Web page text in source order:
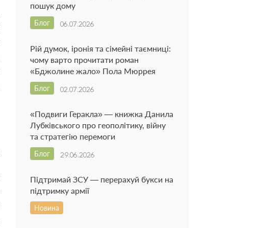
пошук дому
06.07.2026
Блог
Рій думок, іронія та сімейні таємниці:
чому варто прочитати роман
«Бджолине жало» Пола Мюррея
02.07.2026
Блог
«Подвиги Геракла» — книжка Данила
Лубківського про геополітику, війну
та стратегію перемоги
29.06.2026
Блог
Підтримай ЗСУ — перерахуй букси на
підтримку армії
Новина